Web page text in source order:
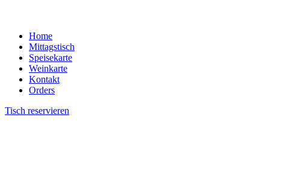
Home
Mittagstisch
Speisekarte
Weinkarte
Kontakt
Orders
Tisch reservieren